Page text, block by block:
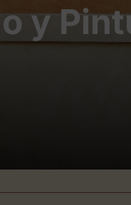
y